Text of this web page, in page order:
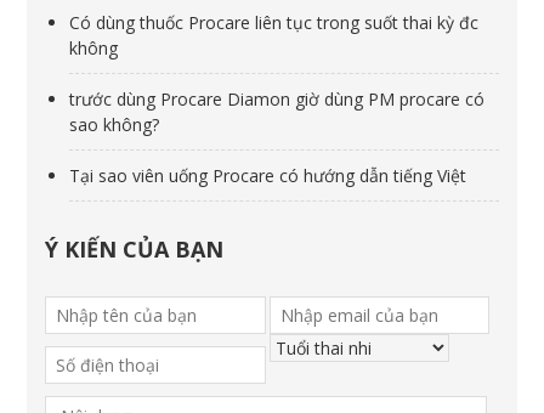
Có dùng thuốc Procare liên tục trong suốt thai kỳ đc
không
trước dùng Procare Diamon giờ dùng PM procare có
sao không?
Tại sao viên uống Procare có hướng dẫn tiếng Việt
Ý KIẾN CỦA BẠN